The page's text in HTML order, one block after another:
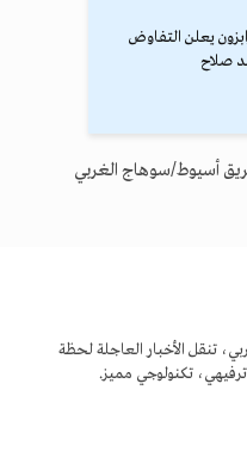
يعلن التفاوض
صلاح
أسيوط/سوهاج الغربي
تنقل الأخبار العاجلة لحظة
تكنولوجي مميز.